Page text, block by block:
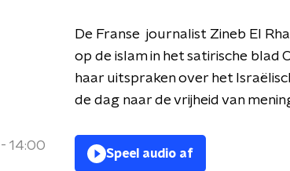
14:00
De Franse journalist Zineb El
op de islam in het satirische blad
haar uitspraken over het
de dag naar de vrijheid van
Speel audio af